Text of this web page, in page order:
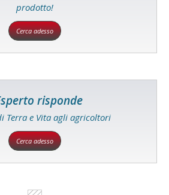
prodotto!
Cerca adesso
risponde
Terra e Vita agli agricoltori
Cerca adesso